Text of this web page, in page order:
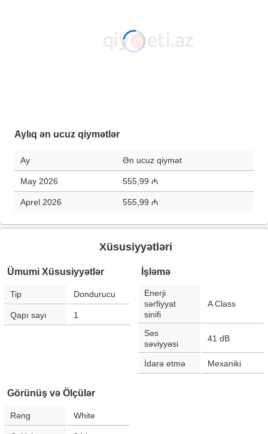
Aylıq ən ucuz qiymətlər
Ay Ən ucuz qiymət
May 2026 555,99 ₼
Aprel 2026 555,99 ₼
Xüsusiyyətləri
Ümumi Xüsusiyyətlər
Tip Dondurucu
Qapı sayı 1
İşləmə
Enerji
sərfiyyat
sinifi
A Class
Səs
səviyyəsi
41 dB
İdarə etmə Mexaniki
Görünüş və Ölçülər
Rəng White